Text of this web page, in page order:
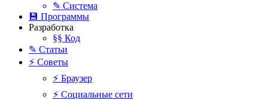
✎ Система
💾 Программы
Разработка
§§ Код
✎ Статьи
⚡ Советы
⚡ Браузер
⚡ Социальные сети